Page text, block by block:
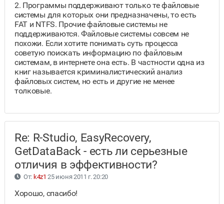
2. Программы поддерживают только те файловые
системы для которых они предназначены, то есть
FAT и NTFS. Прочие файловые системы не
поддерживаются. Файловые системы совсем не
похожи. Если хотите понимать суть процесса
советую поискать информацию по файловым
системам, в интернете она есть. В частности одна из
книг называется криминалистический анализ
файловых систем, но есть и другие не менее
толковые.
Re: R-Studio, EasyRecovery,
GetDataBack - есть ли серьезные
отличия в эффективности?
От: k4z1 25 июня 2011 г. 20:20
Хорошо, спасибо!